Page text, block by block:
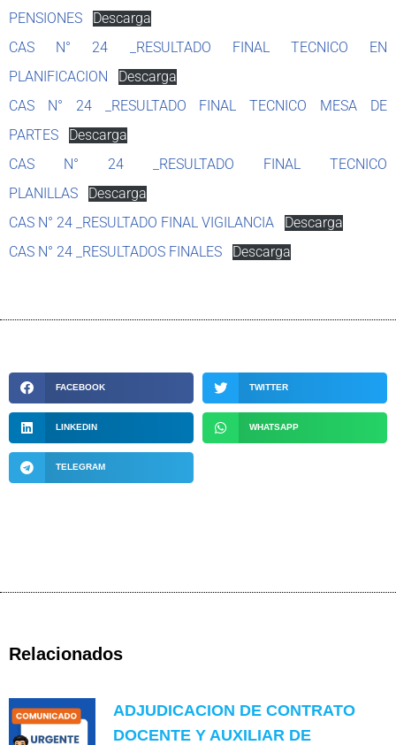
PENSIONES
Descarga
CAS N° 24 _RESULTADO FINAL TECNICO EN
PLANIFICACION
Descarga
CAS N° 24 _RESULTADO FINAL TECNICO MESA DE
PARTES
Descarga
CAS N° 24 _RESULTADO FINAL TECNICO
PLANILLAS
Descarga
CAS N° 24 _RESULTADO FINAL VIGILANCIA
Descarga
CAS N° 24 _RESULTADOS FINALES
Descarga
FACEBOOK TWITTER
LINKEDIN WHATSAPP
TELEGRAM
Relacionados
ADJUDICACION DE CONTRATO
DOCENTE Y AUXILIAR DE